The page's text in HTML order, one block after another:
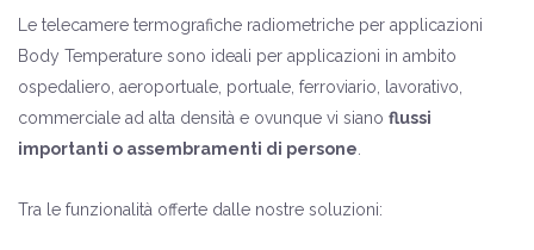
Le telecamere termografiche radiometriche per applicazioni
Body Temperature sono ideali per applicazioni in ambito
ospedaliero, aeroportuale, portuale, ferroviario, lavorativo,
commerciale ad alta densità e ovunque vi siano flussi
importanti o assembramenti di persone
Tra le funzionalità offerte dalle nostre soluzioni: